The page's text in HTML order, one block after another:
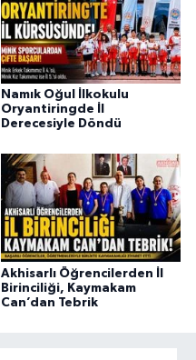
Namık Oğul İlkokulu
Oryantiringde İl
Derecesiyle Döndü
Akhisarlı Öğrencilerden İl
Birinciliği, Kaymakam
Can’dan Tebrik